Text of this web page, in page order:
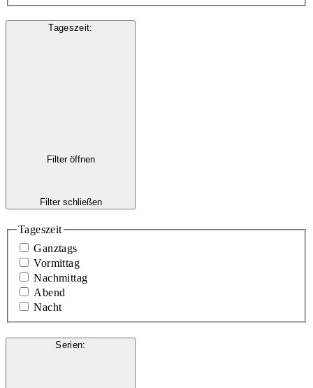
Tageszeit:
Filter öffnen
Filter schließen
Tageszeit
Ganztags
Vormittag
Nachmittag
Abend
Nacht
Serien: